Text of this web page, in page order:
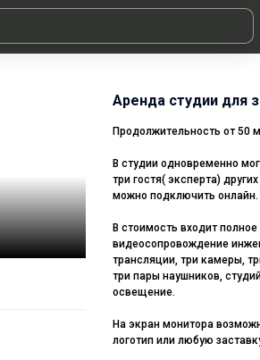
Аренда студии для
Продолжительность от 50
В студии одновременно
три гостя( эксперта)
можно подключить онлайн.
В стоимость входит полное
видеосопровождение
трансляции, три камеры,
три пары наушников,
освещение.
На экран монитора
логотип или любую